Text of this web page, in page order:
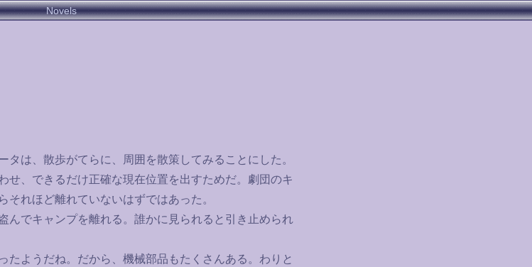
Novels
は、散歩がてらに、周囲を散策してみることにした。
せ、できるだけ正確な現在位置を出すためだ。劇団のキ
それほど離れていないはずではあった。
でキャンプを離れる。誰かに見られると引き止められ
たようだね。だから、機械部品もたくさんある。わりと